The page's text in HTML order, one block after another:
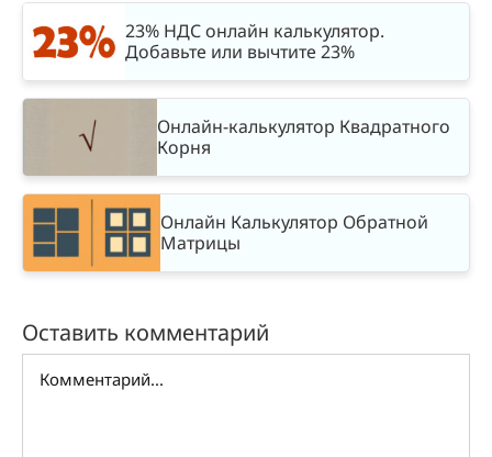
23% НДС онлайн калькулятор.
Добавьте или вычтите 23%
Онлайн-калькулятор Квадратного
Корня
Онлайн Калькулятор Обратной
Матрицы
Оставить комментарий